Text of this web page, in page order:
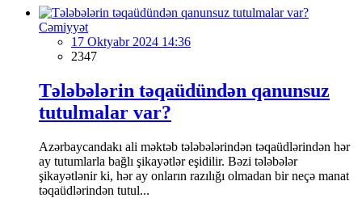
Cəmiyyət
17 Oktyabr 2024 14:36
2347
Tələbələrin təqaüdündən qanunsuz
tutulmalar var?
Azərbaycandakı ali məktəb tələbələrindən təqaüdlərindən hər
ay tutumlarla bağlı şikayətlər eşidilir. Bəzi tələbələr
şikayətlənir ki, hər ay onların razılığı olmadan bir neçə manat
təqaüdlərindən tutul...